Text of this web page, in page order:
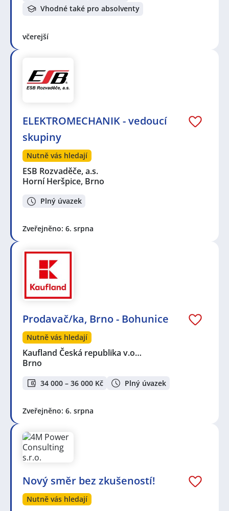
Vhodné také pro absolventy
včerejší
ELEKTROMECHANIK - vedoucí
skupiny
Nutně vás hledají
ESB Rozvaděče, a.s.
Horní Heršpice, Brno
Plný úvazek
Zveřejněno: 6. srpna
Prodavač/ka, Brno - Bohunice
Nutně vás hledají
Kaufland Česká republika v.o…
Brno
34 000 – 36 000 Kč Plný úvazek
Zveřejněno: 6. srpna
Nový směr bez zkušeností!
Nutně vás hledají